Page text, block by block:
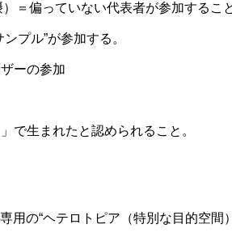
＝偏っていない代表者が参加するこ
プル”が参加する。
ーの参加
で生まれたと認められること。
用の“ヘテロトピア（特別な目的空間